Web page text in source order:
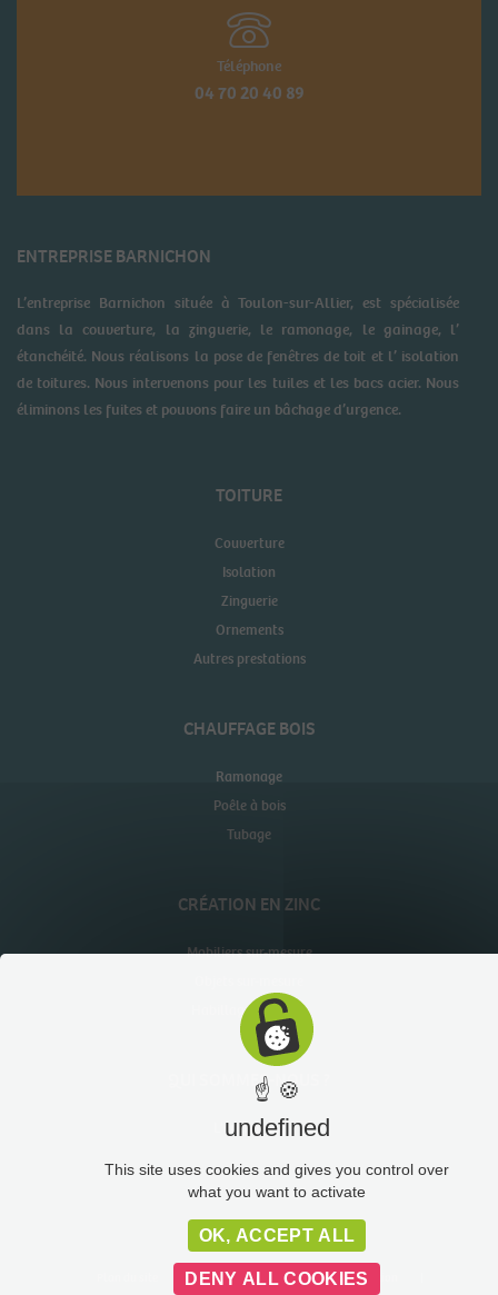
Téléphone
04 70 20 40 89
ENTREPRISE BARNICHON
L’entreprise Barnichon située à Toulon-sur-Allier, est spécialisée
dans la couverture, la zinguerie, le ramonage, le gainage, l’
étanchéité. Nous réalisons la pose de fenêtres de toit et l’ isolation
de toitures. Nous intervenons pour les tuiles et les bacs acier. Nous
éliminons les fuites et pouvons faire un bâchage d’urgence.
TOITURE
Couverture
Isolation
Zinguerie
Ornements
Autres prestations
CHAUFFAGE BOIS
Ramonage
Poêle à bois
Tubage
CRÉATION EN ZINC
Mobiliers sur-mesure
Habillages muraux
QUI SOMMES-NOUS ?
L’entreprise
Liens utiles
Administration
☝ 🍪
undefined
This site uses cookies and gives you control over
what you want to activate
OK, ACCEPT ALL
DENY ALL COOKIES